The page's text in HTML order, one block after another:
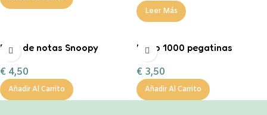
Leer Más
Bloc de notas Snoopy
€ 4,50
Añadir Al Carrito
Libro 1000 pegatinas
€ 3,50
Añadir Al Carrito